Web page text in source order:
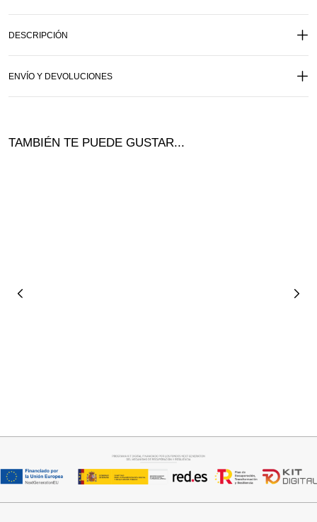
DESCRIPCIÓN
ENVÍO Y DEVOLUCIONES
TAMBIÉN TE PUEDE GUSTAR...